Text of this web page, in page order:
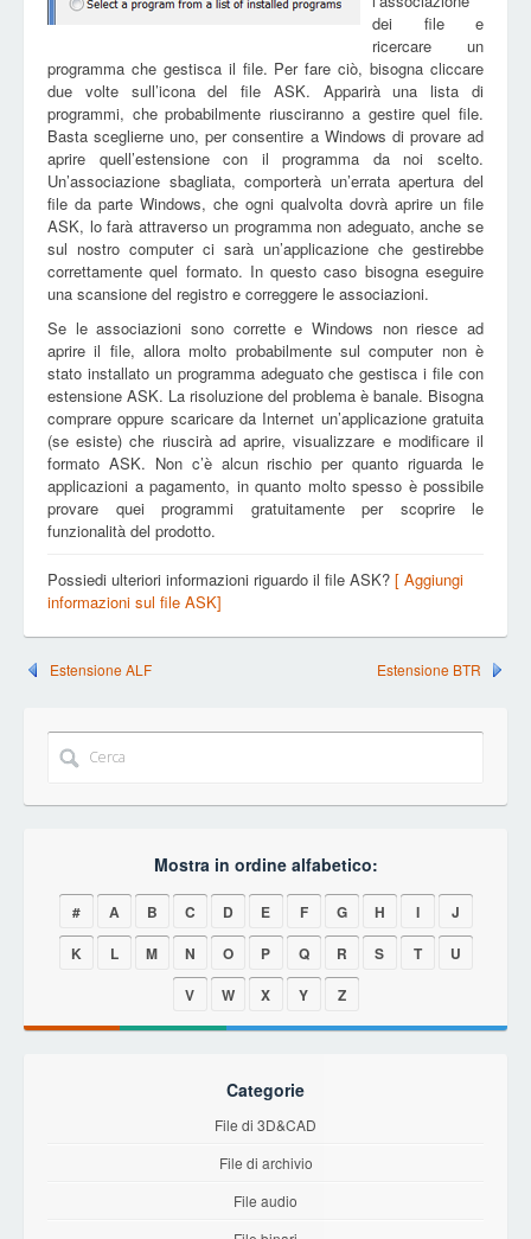
dei file e
ricercare un
programma che gestisca il file. Per fare ciò, bisogna cliccare
due volte sull’icona del file ASK. Apparirà una lista di
programmi, che probabilmente riusciranno a gestire quel file.
Basta sceglierne uno, per consentire a Windows di provare ad
aprire quell’estensione con il programma da noi scelto.
Un’associazione sbagliata, comporterà un’errata apertura del
file da parte Windows, che ogni qualvolta dovrà aprire un file
ASK, lo farà attraverso un programma non adeguato, anche se
sul nostro computer ci sarà un’applicazione che gestirebbe
correttamente quel formato. In questo caso bisogna eseguire
una scansione del registro e correggere le associazioni.
Se le associazioni sono corrette e Windows non riesce ad
aprire il file, allora molto probabilmente sul computer non è
stato installato un programma adeguato che gestisca i file con
estensione ASK. La risoluzione del problema è banale. Bisogna
comprare oppure scaricare da Internet un’applicazione gratuita
(se esiste) che riuscirà ad aprire, visualizzare e modificare il
formato ASK. Non c’è alcun rischio per quanto riguarda le
applicazioni a pagamento, in quanto molto spesso è possibile
provare quei programmi gratuitamente per scoprire le
funzionalità del prodotto.
Possiedi ulteriori informazioni riguardo il file ASK? [ Aggiungi
informazioni sul file ASK]
Estensione ALF Estensione BTR
Mostra in ordine alfabetico:
# A B C D E F G H I
J
K
L M N O P Q R S T
U
V
W X Y Z
Categorie
File di 3D&CAD
File di archivio
File audio